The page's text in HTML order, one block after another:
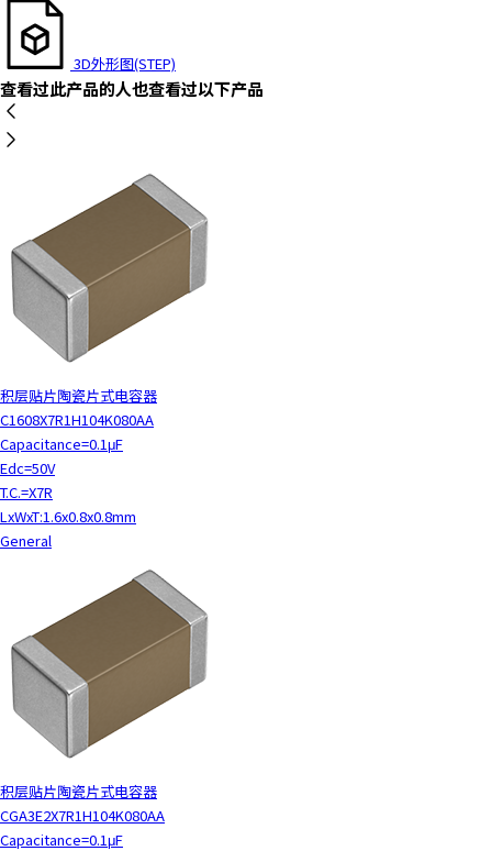
3D外形图(STEP)
查看过此产品的人也查看过以下产品
积层贴片陶瓷片式电容器
C1608X7R1H104K080AA
Capacitance=0.1μF
Edc=50V
T.C.=X7R
LxWxT:1.6x0.8x0.8mm
General
积层贴片陶瓷片式电容器
CGA3E2X7R1H104K080AA
Capacitance=0.1μF